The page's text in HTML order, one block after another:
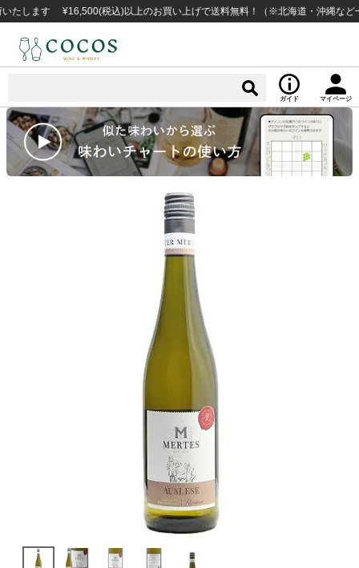
す ¥16,500(税込)以上のお買い上げで送料無料！（※北海道・沖縄など一部例
ガイド マイページ